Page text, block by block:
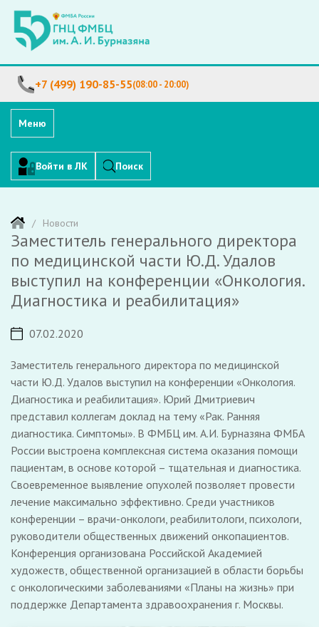
+7 (499) 190-85-55(08:00 - 20:00)
Меню
Войти в ЛК Поиск
Новости
Заместитель генерального директора
по медицинской части Ю.Д. Удалов
выступил на конференции «Онкология.
Диагностика и реабилитация»
07.02.2020
Заместитель генерального директора по медицинской
части Ю.Д. Удалов выступил на конференции «Онкология.
Диагностика и реабилитация». Юрий Дмитриевич
представил коллегам доклад на тему «Рак. Ранняя
диагностика. Симптомы». В ФМБЦ им. А.И. Бурназяна ФМБА
России выстроена комплексная система оказания помощи
пациентам, в основе которой – тщательная и диагностика.
Своевременное выявление опухолей позволяет провести
лечение максимально эффективно. Среди участников
конференции – врачи-онкологи, реабилитологи, психологи,
руководители общественных движений онкопациентов.
Конференция организована Российской Академией
художеств, общественной организацией в области борьбы
с онкологическими заболеваниями «Планы на жизнь» при
поддержке Департамента здравоохранения г. Москвы.